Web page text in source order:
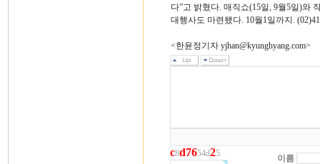
다”고 밝혔다. 매직쇼(15일, 9월5일)와
대행사도 마련됐다. 10월1일까지.
<한윤정기자 yjhan@kyunghyang.com>
c8d7654d25 이름